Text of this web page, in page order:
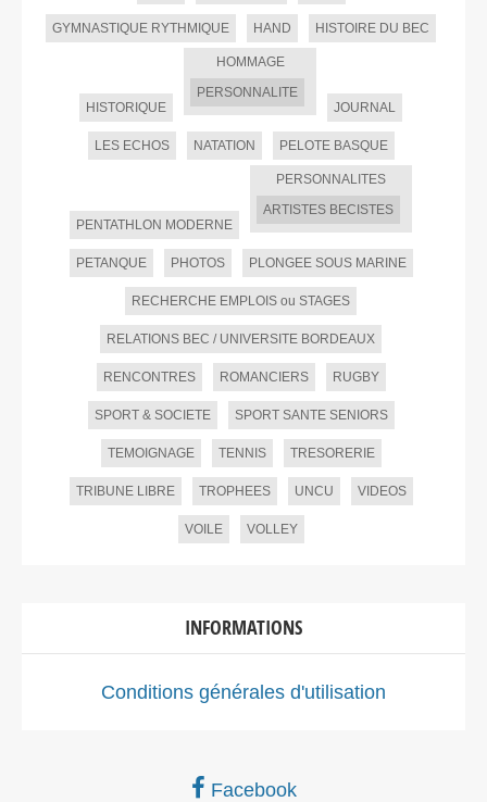
GYMNASTIQUE RYTHMIQUE HAND HISTOIRE DU BEC
HISTORIQUE
HOMMAGE
PERSONNALITE
JOURNAL
LES ECHOS NATATION PELOTE BASQUE
PENTATHLON MODERNE
PERSONNALITES
ARTISTES BECISTES
PETANQUE PHOTOS PLONGEE SOUS MARINE
RECHERCHE EMPLOIS ou STAGES
RELATIONS BEC / UNIVERSITE BORDEAUX
RENCONTRES ROMANCIERS RUGBY
SPORT & SOCIETE SPORT SANTE SENIORS
TEMOIGNAGE TENNIS TRESORERIE
TRIBUNE LIBRE TROPHEES UNCU VIDEOS
VOILE VOLLEY
INFORMATIONS
Conditions générales d'utilisation
Facebook